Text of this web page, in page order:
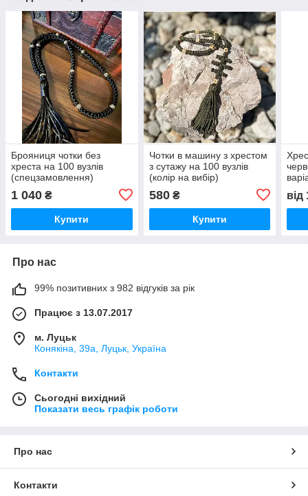
Брояниця чотки без
хреста на 100 вузлів
(спецзамовлення)
1 040 ₴
Купити
Чотки в машину з хрестом
з сутажу на 100 вузлів
(колір на вибір)
580₴
Купити
від
Про нас
99% позитивних з 982 відгуків за рік
Працює з 13.07.2017
м. Луцьк
Конякіна, 39а, Луцьк, Україна
Контакти
Сьогодні вихідний
Показати весь графік роботи
Про нас
Контакти